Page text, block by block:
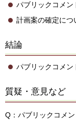
パブリックコメン
計画案の確定につ
結論
パブリックコメン
質疑・意見など
Q：パブリックコメ